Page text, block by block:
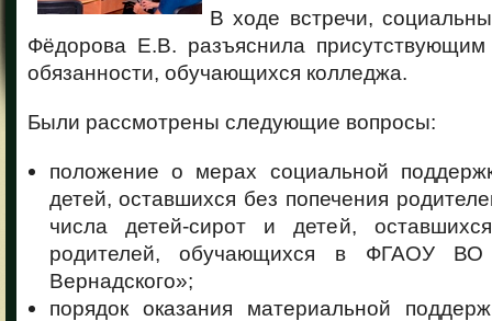
В ходе встречи,
Фёдорова Е.В. разъяснила
обязанности, обучающихся колледжа.
Были рассмотрены следующие вопросы:
положение о мерах социальной
детей, оставшихся без попечения
числа детей-сирот и детей,
родителей, обучающихся в ФГАОУ
Вернадского»;
порядок оказания материальной